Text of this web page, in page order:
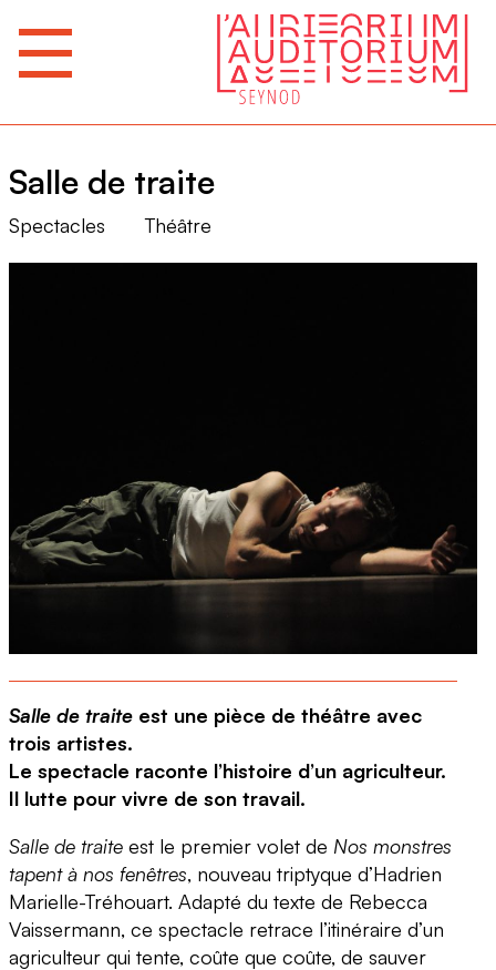
Salle de traite
Spectacles Théâtre
Salle de traite est une pièce de théâtre avec
trois artistes.
Le spectacle raconte l’histoire d’un agriculteur.
Il lutte pour vivre de son travail.
Salle de traite est le premier volet de Nos monstres
tapent à nos fenêtres, nouveau triptyque d’Hadrien
Marielle-Tréhouart. Adapté du texte de Rebecca
Vaissermann, ce spectacle retrace l’itinéraire d’un
agriculteur qui tente, coûte que coûte, de sauver